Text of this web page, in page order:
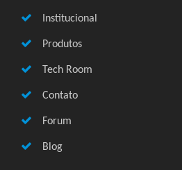
Institucional
Produtos
Tech Room
Contato
Forum
Blog